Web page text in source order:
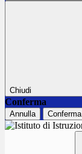
Chiudi
Conferma
Annulla Conferma